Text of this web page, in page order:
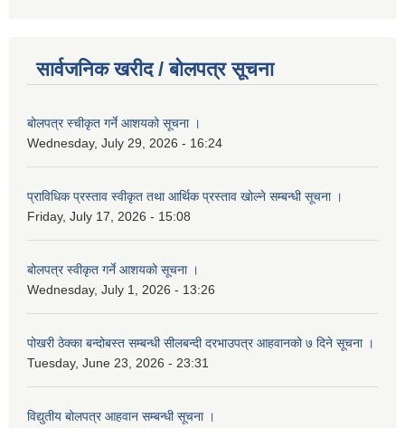
सार्वजनिक खरीद / बोलपत्र सूचना
बोलपत्र स्चीकृत गर्ने आशयको सूचना ।
Wednesday, July 29, 2026 - 16:24
प्राविधिक प्रस्ताव स्वीकृत तथा आर्थिक प्रस्ताव खोल्ने सम्बन्धी सूचना ।
Friday, July 17, 2026 - 15:08
बोलपत्र स्वीकृत गर्ने आशयको सूचना ।
Wednesday, July 1, 2026 - 13:26
पोखरी ठेक्का बन्दोबस्त सम्बन्धी सीलबन्दी दरभाउपत्र आहवानको ७ दिने सूचना ।
Tuesday, June 23, 2026 - 23:31
विद्युतीय बोलपत्र आहवान सम्बन्धी सूचना ।